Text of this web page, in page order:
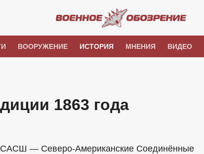
ВООРУЖЕНИЕ ИСТОРИЯ МНЕНИЯ ВИДЕО
1863 года
— Северо-Американские Соединённые